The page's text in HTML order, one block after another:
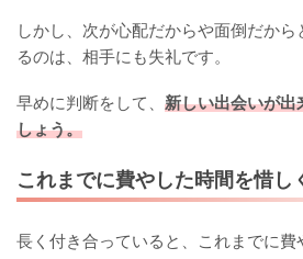
しかし、次が心配だからや面倒だか
るのは、相手にも失礼です。
早めに判断をして、 新しい出会いが出
しょう。
これまでに費やした時間を惜し
長く付き合っていると、これまでに